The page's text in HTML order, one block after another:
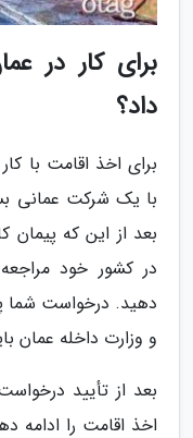
برای کار در
داد؟
برای اخذ اقامت با
با یک شرکت عمانی
بعد از این که پیمان
در کشور خود
دهید. درخواست شما
و وزارت داخله عمان
بعد از تأیید
اخذ اقامت را ادامه